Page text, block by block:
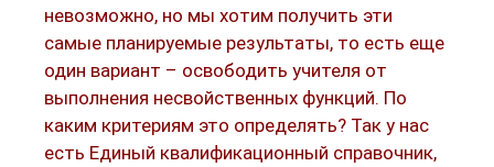
невозможно, но мы хотим получить эти
самые планируемые результаты, то есть еще
один вариант – освободить учителя от
выполнения несвойственных функций. По
каким критериям это определять? Так у нас
есть Единый квалификационный справочник,